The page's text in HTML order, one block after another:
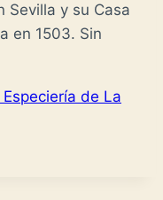
Sevilla y su Casa
en 1503. Sin
de La